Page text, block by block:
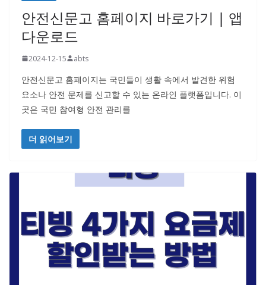
안전신문고 홈페이지 바로가기 | 앱
다운로드
2024-12-15 abts
안전신문고 홈페이지는 국민들이 생활 속에서 발견한 위험
요소나 안전 문제를 신고할 수 있는 온라인 플랫폼입니다. 이
곳은 국민 참여형 안전 관리를
더 읽어보기